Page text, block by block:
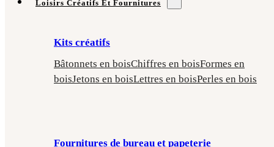
Loisirs Créatifs Et Fournitures
Kits créatifs
Bâtonnets en boisChiffres en boisFormes en
boisJetons en boisLettres en boisPerles en bois
Fournitures de bureau et papeterie